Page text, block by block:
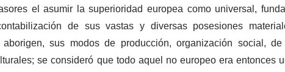
el asumir la superioridad europea como universal,
de sus vastas y diversas posesiones
sus modos de producción, organización social,
se consideró que todo aquel no europeo era entonces